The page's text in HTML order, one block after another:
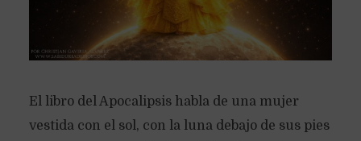
El libro del Apocalipsis habla de una mujer
vestida con el sol, con la luna debajo de sus pies